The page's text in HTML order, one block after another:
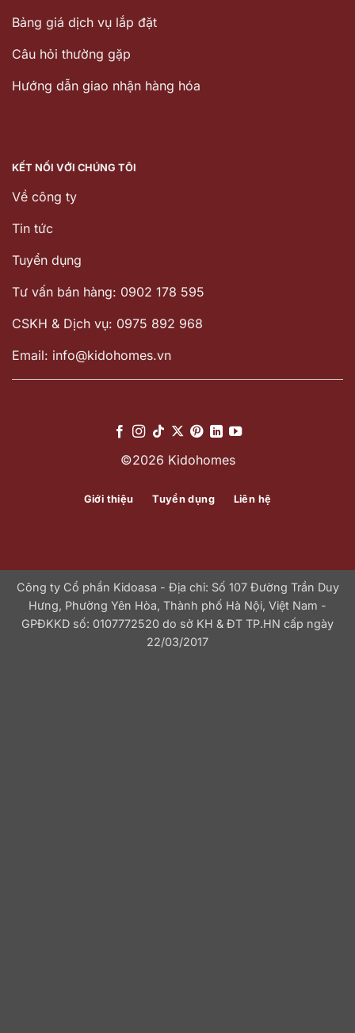
Bảng giá dịch vụ lắp đặt
Câu hỏi thường gặp
Hướng dẫn giao nhận hàng hóa
KẾT NỐI VỚI CHÚNG TÔI
Về công ty
Tin tức
Tuyển dụng
Tư vấn bán hàng: 0902 178 595
CSKH & Dịch vụ: 0975 892 968
Email: info@kidohomes.vn
©2026 Kidohomes
Giới thiệu Tuyển dụng Liên hệ
Công ty Cổ phần Kidoasa - Địa chỉ: Số 107 Đường Trần Duy
Hưng, Phường Yên Hòa, Thành phố Hà Nội, Việt Nam -
GPĐKKD số: 0107772520 do sở KH & ĐT TP.HN cấp ngày
22/03/2017